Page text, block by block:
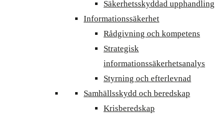
Säkerhetsskyddad upphandling
Informationssäkerhet
Rådgivning och kompetens
Strategisk
informationssäkerhetsanalys
Styrning och efterlevnad
Samhällsskydd och beredskap
Krisberedskap